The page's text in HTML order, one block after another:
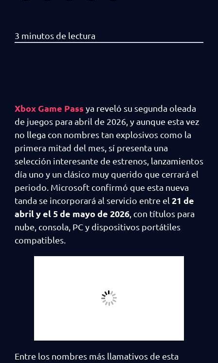
Xbox Game Pass ya reveló su segunda oleada
de juegos para abril de 2026, y aunque esta vez
no llega con nombres tan explosivos como la
primera mitad del mes, sí presenta una
selección interesante de estrenos, lanzamientos
día uno y un clásico muy querido que cerrará el
periodo. Microsoft confirmó que esta nueva
tanda se incorporará al servicio entre el 21 de
abril y el 5 de mayo de 2026 , con títulos para
nube, consola, PC y dispositivos portátiles
compatibles.
Entre los nombres más llamativos de esta